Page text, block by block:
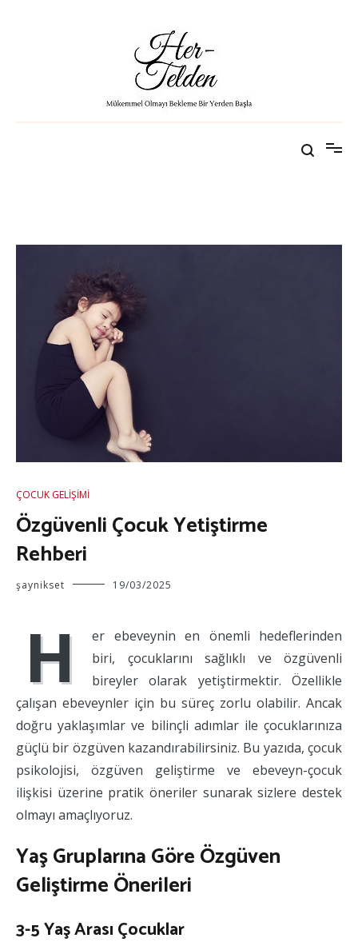
ÇOCUK GELIŞIMI
Özgüvenli Çocuk Yetiştirme
Rehberi
şaynikset 19/03/2025
H
er ebeveynin en önemli hedeflerinden
biri, çocuklarını sağlıklı ve özgüvenli
bireyler olarak yetiştirmektir. Özellikle
çalışan ebeveynler için bu süreç zorlu olabilir. Ancak
doğru yaklaşımlar ve bilinçli adımlar ile çocuklarınıza
güçlü bir özgüven kazandırabilirsiniz. Bu yazıda, çocuk
psikolojisi, özgüven geliştirme ve ebeveyn-çocuk
ilişkisi üzerine pratik öneriler sunarak sizlere destek
olmayı amaçlıyoruz.
Yaş Gruplarına Göre Özgüven
Geliştirme Önerileri
3-5 Yaş Arası Çocuklar